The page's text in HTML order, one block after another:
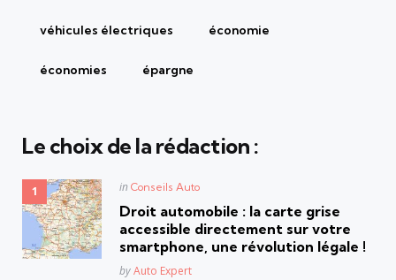
véhicules électriques économie
économies épargne
Le choix de la rédaction :
Posted
in Conseils Auto
Droit automobile : la carte grise
accessible directement sur votre
smartphone, une révolution légale !
Posted
byAuto Expert